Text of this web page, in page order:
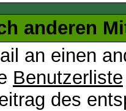
anderen
an einen
Benutzerliste
des